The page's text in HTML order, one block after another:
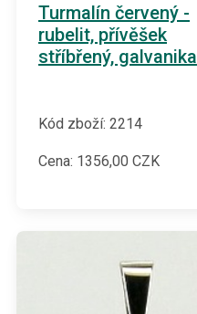
Turmalín červený -
rubelit, přívěšek
stříbřený, galvanika
Kód zboží: 2214
Cena: 1356,00 CZK